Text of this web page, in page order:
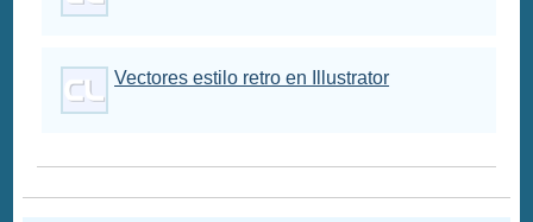
Vectores estilo retro en Illustrator